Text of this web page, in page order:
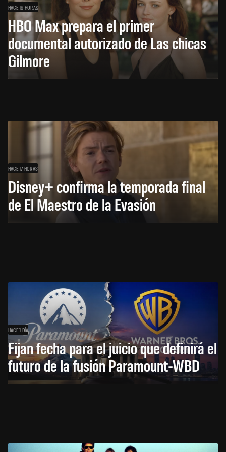
HACE 16 HORAS
HBO Max prepara el primer
documental autorizado de Las chicas
Gilmore
HACE 17 HORAS
Disney+ confirma la temporada final
de El Maestro de la Evasión
HACE 1 DÍA
Fijan fecha para el juicio que definirá el
futuro de la fusión Paramount-WBD